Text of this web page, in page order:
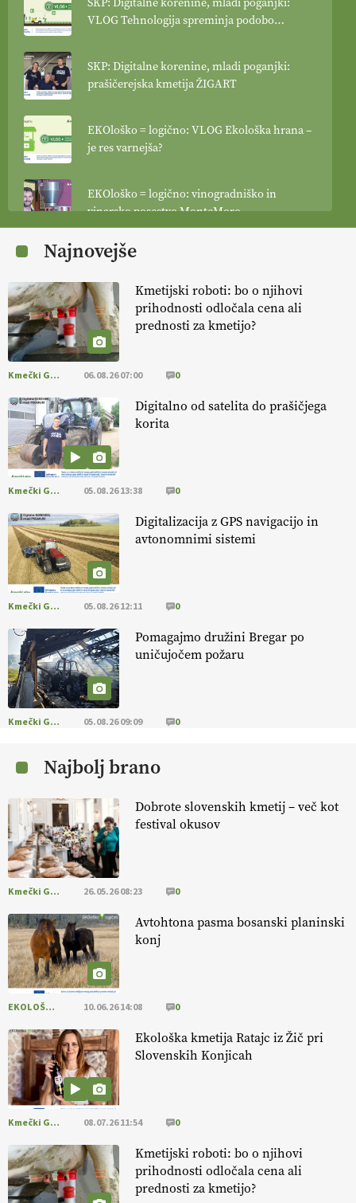
VLOG Tehnologija spreminja podobo
SKP: Digitalne korenine, mladi poganjki:
prašičerejska kmetija ŽIGART
EKOloško = logično: VLOG Ekološka hrana –
je res varnejša?
EKOloško = logično: vinogradniško in
vinarsko posestvo MonteMoro
EKOloško = logično: ekološka kmetija
EKOloško = logično: ekološka kmetija
HOMAR
EKOloško = logično: VLOG Ekološko
kmetijstvo brez škropljenja?
EKOloško = logično: ekološka kmetija
ALTENBAHER
EKOloško = logično: ekološko oljarstvo
MORGAN
EKOloško = logično: ekološka kmetija
FREŠER
KMETIJSKA LIGA PRVAKOV: POMLADITEV
KMETIJSKE EKIPE
KMETIJSKA LIGA PRVAKOV: UKRAJINA vs.
EVROPA
EKOloško = logično: ekološka kmetija
EKOloško = logično: VLOG Okus je
pomembnejši od izgleda
EKOloško = logično: ekološka kmetija PR'
RAKARI
Najnovejše
Kmetijski roboti: bo o njihovi
prihodnosti odločala cena ali
prednosti za kmetijo?
Kmečki Glas 06.08.26 07:00 0
Digitalno od satelita do prašičjega
korita
Kmečki Glas 05.08.26 13:38 0
Digitalizacija z GPS navigacijo in
avtonomnimi sistemi
Kmečki Glas 05.08.26 12:11 0
Pomagajmo družini Bregar po
uničujočem požaru
Kmečki Glas 05.08.26 09:09 0
Najbolj brano
Dobrote slovenskih kmetij – več kot
festival okusov
Kmečki Glas 26.05.26 08:23 0
Avtohtona pasma bosanski planinski
konj
EKOLOŠKO LOGIČNO 10.06.26 14:08 0
Ekološka kmetija Ratajc iz Žič pri
Slovenskih Konjicah
Kmečki Glas 08.07.26 11:54 0
Kmetijski roboti: bo o njihovi
prihodnosti odločala cena ali
prednosti za kmetijo?